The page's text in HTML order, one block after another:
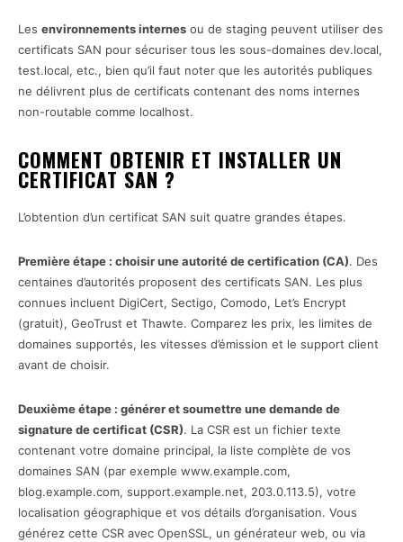
Les environnements internes ou de staging peuvent utiliser des
certificats SAN pour sécuriser tous les sous-domaines dev.local,
test.local, etc., bien qu’il faut noter que les autorités publiques
ne délivrent plus de certificats contenant des noms internes
non-routable comme localhost.
COMMENT OBTENIR ET INSTALLER UN
CERTIFICAT SAN ?
L’obtention d’un certificat SAN suit quatre grandes étapes.
Première étape : choisir une autorité de certification (CA). Des
centaines d’autorités proposent des certificats SAN. Les plus
connues incluent DigiCert, Sectigo, Comodo, Let’s Encrypt
(gratuit), GeoTrust et Thawte. Comparez les prix, les limites de
domaines supportés, les vitesses d’émission et le support client
avant de choisir.
Deuxième étape : générer et soumettre une demande de
signature de certificat (CSR). La CSR est un fichier texte
contenant votre domaine principal, la liste complète de vos
domaines SAN (par exemple www.example.com,
blog.example.com, support.example.net, 203.0.113.5), votre
localisation géographique et vos détails d’organisation. Vous
générez cette CSR avec OpenSSL, un générateur web, ou via